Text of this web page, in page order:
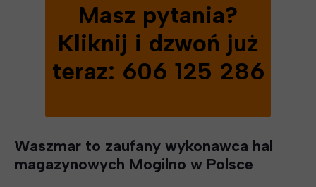
Masz pytania?
Kliknij i dzwoń już
teraz: 606 125 286
Waszmar to zaufany wykonawca hal
magazynowych Mogilno w Polsce